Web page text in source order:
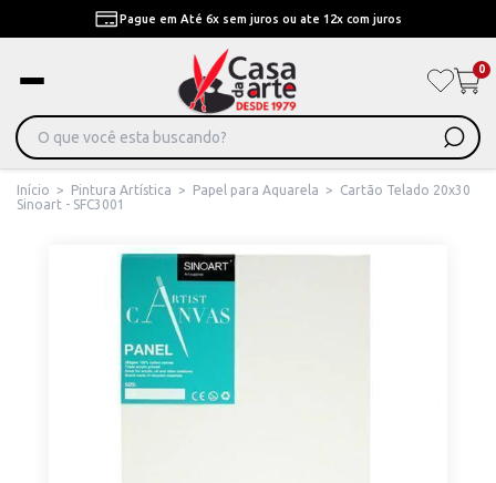
Pague em Até 6x sem juros ou ate 12x com juros
0
Início > Pintura Artística > Papel para Aquarela >
Cartão Telado 20x30
Sinoart - SFC3001